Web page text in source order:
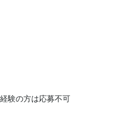
験の方は応募不可